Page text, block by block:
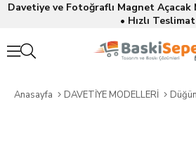
Davetiye ve Fotoğraflı Magnet
• Hızlı Teslimat
Anasayfa DAVETİYE MODELLERİ